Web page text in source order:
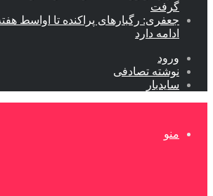
گرفت
جعفری: رگبارهای پراکنده تا اواسط
ادامه دارد
ورود
نوشته تصادفی
سایدبار
منو